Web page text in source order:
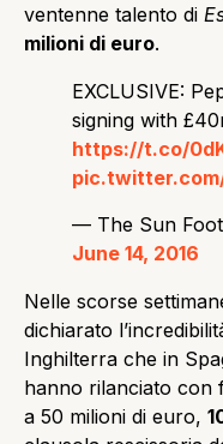
ventenne talento di
milioni di euro.
EXCLUSIVE:
signing with
https://t.co/
— The Sun
June 14, 2016
Nelle scorse
dichiarato
Inghilterra che in
hanno rilanciato con
a 50 milioni di euro,